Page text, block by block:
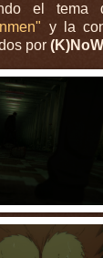
el tema
y la
por